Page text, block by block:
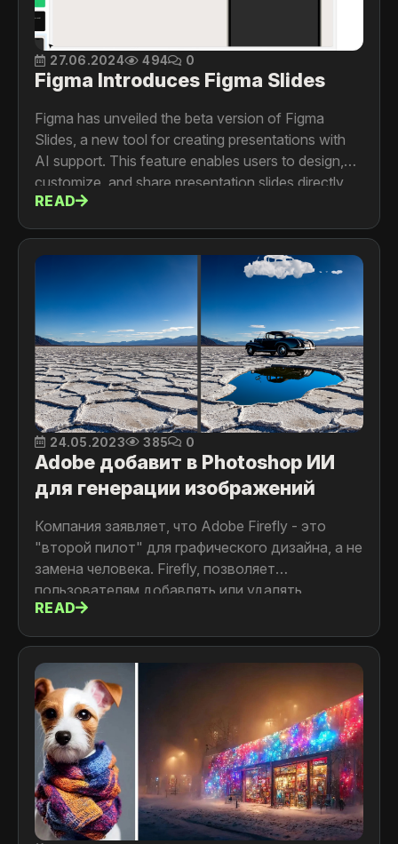
27.06.2024 494 0
Figma Introduces Figma Slides
Figma has unveiled the beta version of Figma
Slides, a new tool for creating presentations with
AI support. This feature enables users to design,
customize, and share presentation slides directly
within Figma, enhancing team collaboration and
presentation workflows with the added power of
READ
24.05.2023 385 0
Adobe добавит в Photoshop ИИ
для генерации изображений
Компания заявляет, что Adobe Firefly - это
"второй пилот" для графического дизайна, а не
замена человека. Firefly, позволяет
пользователям добавлять или удалять
элементы из изображений с помощью text
prompt'a. Он также может автоматически
изображений.
READ